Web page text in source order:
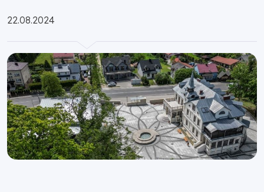
Opublikowano:
22.08.2024